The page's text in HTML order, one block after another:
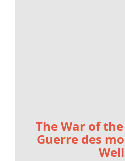
The War of
Guerre des